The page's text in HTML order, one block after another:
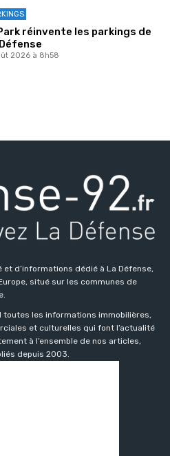
réinvente les parkings de
2026 à 8h58
d’informations dédié à La Défense,
situé sur les communes de
toutes les informations immobilières,
et culturelles qui font l’actualité
à l’ensemble de nos articles,
depuis 2003.